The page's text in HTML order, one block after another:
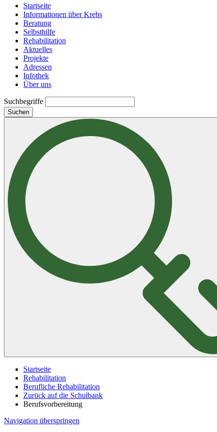
Startseite
Informationen über Krebs
Beratung
Selbsthilfe
Rehabilitation
Aktuelles
Projekte
Adressen
Infothek
Über uns
Suchbegriffe
Suchen
Startseite
Rehabilitation
Berufliche Rehabilitation
Zurück auf die Schulbank
Berufsvorbereitung
Navigation überspringen